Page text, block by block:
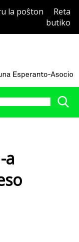
la poŝton
Reta
butiko
a